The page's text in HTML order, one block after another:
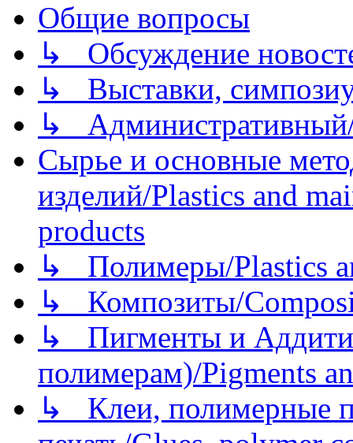
Общие вопросы
↳ Обсуждение
↳ Выставки,
↳
Сырье и основные
изделий/Plastics and
products
↳ Полимеры/Plastics
↳ Композиты/
↳ Пигменты и
полимерам)/Pigments
↳ Клеи, полимерные